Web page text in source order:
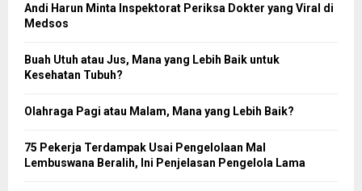
Andi Harun Minta Inspektorat Periksa Dokter yang Viral di
Medsos
Buah Utuh atau Jus, Mana yang Lebih Baik untuk
Kesehatan Tubuh?
Olahraga Pagi atau Malam, Mana yang Lebih Baik?
75 Pekerja Terdampak Usai Pengelolaan Mal
Lembuswana Beralih, Ini Penjelasan Pengelola Lama